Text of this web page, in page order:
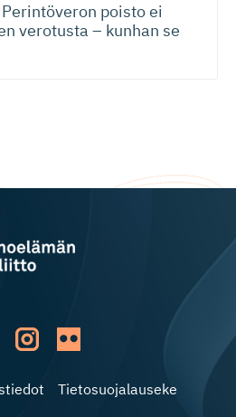
poisto ei
verotusta – kunhan se
Tietosuojalauseke